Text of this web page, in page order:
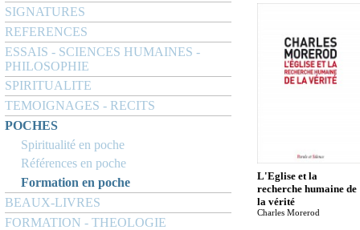
SIGNATURES
REFERENCES
ESSAIS - SCIENCES HUMAINES -
PHILOSOPHIE
SPIRITUALITE
TEMOIGNAGES - RECITS
POCHES
Spiritualité en poche
Références en poche
Formation en poche
BEAUX-LIVRES
FORMATION - THEOLOGIE
L'Eglise et la
recherche humaine de
la vérité
Charles Morerod